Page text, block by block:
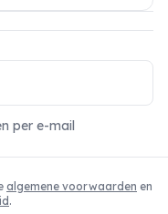
per e-mail
algemene voorwaarden en
.